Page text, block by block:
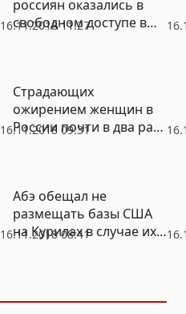
16.11.2018 11:27
россиян оказались в
свободном доступе в
16.11.2018 09:31
Страдающих
ожирением женщин в
России почти в два раза
16.11.2018 08:41
Абэ обещал не
размещать базы США
на Курилах в случае их